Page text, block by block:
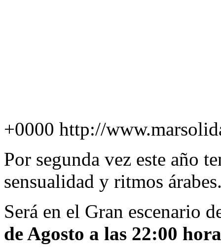
+0000 http://
Por segunda vez este año
sensualidad y ritmos
Será en el Gran escenario
de Agosto a las 22:00